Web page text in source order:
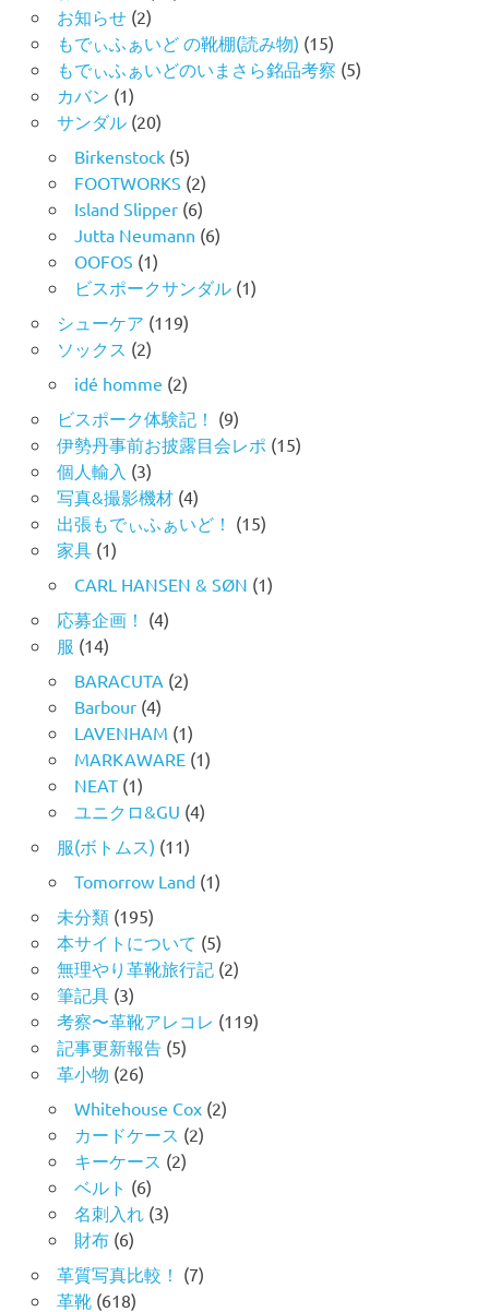
お知らせ(2)
もでぃふぁいど の靴棚(読み物) (15)
もでぃふぁいどのいまさら銘品考察 (5)
カバン (1)
サンダル(20)
Birkenstock(5)
FOOTWORKS (2)
Island Slipper(6)
Jutta Neumann (6)
OOFOS (1)
ビスポークサンダル(1)
シューケア (119)
ソックス (2)
idé homme (2)
ビスポーク体験記！ (9)
伊勢丹事前お披露目会レポ (15)
個人輸入 (3)
写真&撮影機材(4)
出張もでぃふぁいど！ (15)
家具(1)
CARL HANSEN & SØN (1)
応募企画！ (4)
服 (14)
BARACUTA (2)
Barbour(4)
LAVENHAM (1)
MARKAWARE(1)
NEAT(1)
ユニクロ&GU (4)
服(ボトムス) (11)
Tomorrow Land(1)
未分類(195)
本サイトについて (5)
無理やり革靴旅行記 (2)
筆記具(3)
考察〜革靴アレコレ (119)
記事更新報告(5)
革小物 (26)
Whitehouse Cox(2)
カードケース (2)
キーケース (2)
ベルト (6)
名刺入れ (3)
財布(6)
革質写真比較！ (7)
革靴(618)